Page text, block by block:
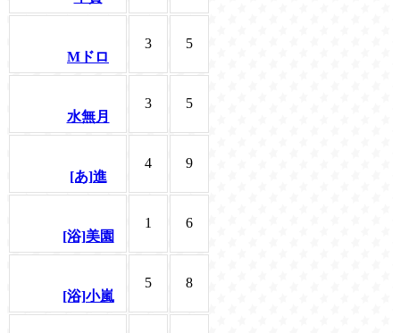
Mドロ
3 5
水無月
3 5
[あ]進
4 9
[浴]美園
1 6
[浴]小嵐
5 8